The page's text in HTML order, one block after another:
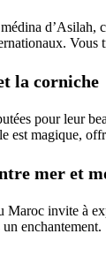
d’Asilah,
Vous
la corniche
pour leur
est magique,
mer et
invite à
enchantement.